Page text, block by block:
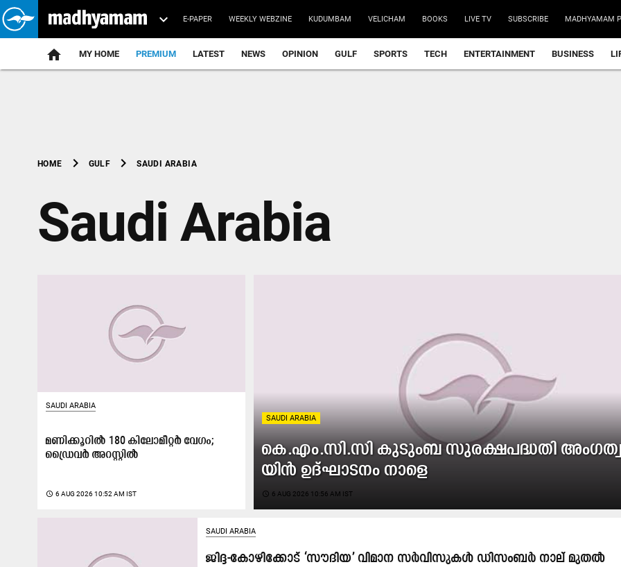
E-PAPER WEEKLY WEBZINE KUDUMBAM VELICHAM BOOKS LIVE TV SUBSCRIBE MADHYAMAM
home MY HOME PREMIUM LATEST NEWS OPINION GULF SPORTS TECH ENTERTAINMENT BUSINESS
HOME chevron_right GULF chevron_right SAUDI ARABIA
Saudi Arabia
SAUDI ARABIA
കെ.​എം.​സി.​സി കു​ടും​ബ സു​ര​ക്ഷ​പ​ദ്ധ​തി അം​ഗ​ത്വ
യി​ൻ ഉ​ദ്ഘാ​ട​നം നാ​ളെ
access_time 6 AUG 2026 10:56 AM IST
SAUDI ARABIA
മണിക്കൂറിൽ 180 കിലോമീറ്റർ വേഗം;
ഡ്രൈവർ അറസ്റ്റിൽ
access_time 6 AUG 2026 10:52 AM IST
SAUDI ARABIA
ജി​ദ്ദ-​കോ​ഴി​ക്കോ​ട് ‘സൗ​ദി​യ’ വി​മാ​ന സ​ർ​വി​സു​ക​ൾ ഡി​സം​ബ​ർ നാ​ല് മു​ത​ൽ